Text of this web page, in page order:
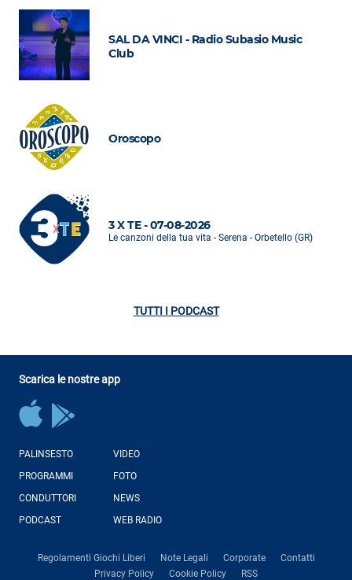
SAL DA VINCI - Radio Subasio Music
Club
Oroscopo
3 X TE - 07-08-2026
Le canzoni della tua vita - Serena - Orbetello (GR)
TUTTI I PODCAST
Scarica le nostre app
PALINSESTO
PROGRAMMI
CONDUTTORI
PODCAST
VIDEO
FOTO
NEWS
WEB RADIO
Regolamenti Giochi Liberi Note Legali Corporate
Contatti
Privacy Policy
Cookie Policy RSS